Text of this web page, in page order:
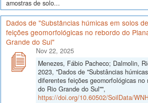
amostras de solo...
Dados de "Substâncias húmicas em solos
feições geomorfológicas no rebordo do
Grande do Sul"
Nov 22, 2025
Menezes, Fábio Pacheco; Dalmolin,
2023, "Dados de "Substâncias
diferentes feições geomorfológicas no
do Rio Grande do Sul"",
https://doi.org/10.60502/SoilData/